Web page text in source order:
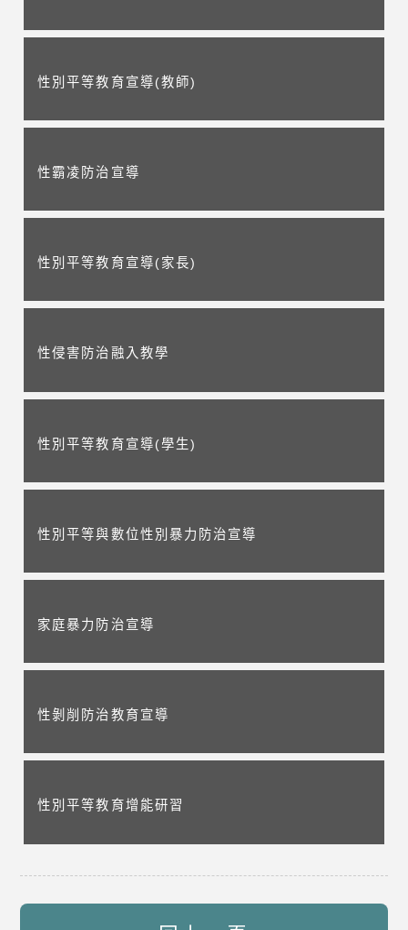
性別平等教育宣導(教師)
性霸凌防治宣導
性別平等教育宣導(家長)
性侵害防治融入教學
性別平等教育宣導(學生)
性別平等與數位性別暴力防治宣導
家庭暴力防治宣導
性剝削防治教育宣導
性別平等教育增能研習